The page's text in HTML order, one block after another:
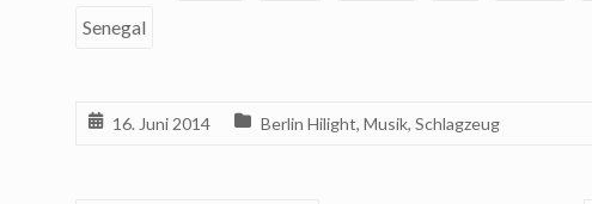
Senegal
16. Juni 2014 Berlin Hilight, Musik, Schlagzeug